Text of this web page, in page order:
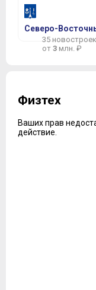
35 новостроек
от 3 млн. ₽
Физтех
Ваших прав
действие.